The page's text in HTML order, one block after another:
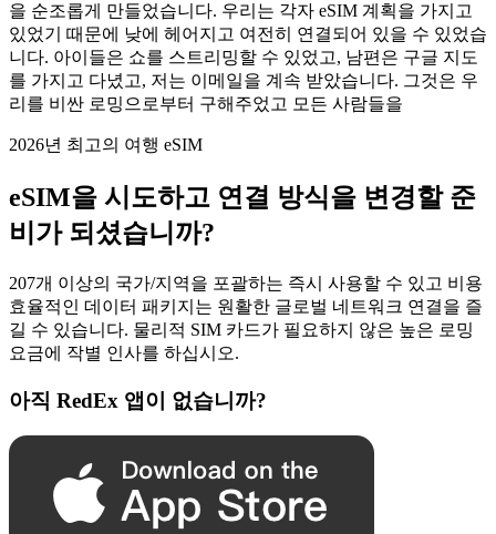
을 순조롭게 만들었습니다. 우리는 각자 eSIM 계획을 가지고
있었기 때문에 낮에 헤어지고 여전히 연결되어 있을 수 있었습
니다. 아이들은 쇼를 스트리밍할 수 있었고, 남편은 구글 지도
를 가지고 다녔고, 저는 이메일을 계속 받았습니다. 그것은 우
리를 비싼 로밍으로부터 구해주었고 모든 사람들을
2026년 최고의 여행 eSIM
eSIM을 시도하고 연결 방식을 변경할 준
비가 되셨습니까?
207개 이상의 국가/지역을 포괄하는 즉시 사용할 수 있고 비용
효율적인 데이터 패키지는 원활한 글로벌 네트워크 연결을 즐
길 수 있습니다. 물리적 SIM 카드가 필요하지 않은 높은 로밍
요금에 작별 인사를 하십시오.
아직 RedEx 앱이 없습니까?